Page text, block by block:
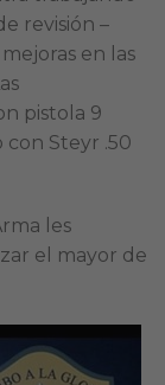
revisión –
en las
pistola 9
con Steyr .50
les
el mayor de